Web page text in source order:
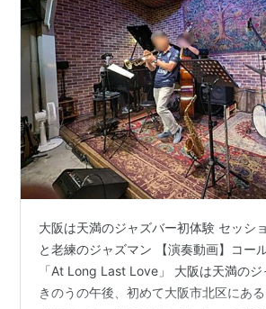
Anything Goes
I Get a Kick Out of You
Let's Do It (Let's Fall in Love)
Just One of Those Things
Ev'ry Time We Say Goodbye
All of You
Begin the Beguine ＝「ビギン・
I Am in Love
From This Moment On
I Love Paris
大阪は天満のジャズバー初体験 セッシ
と老練のジャズマン 【演奏動画】コー
「At Long Last Love」 大阪は天満の
きのうの午後、初めて大阪市北区にあ